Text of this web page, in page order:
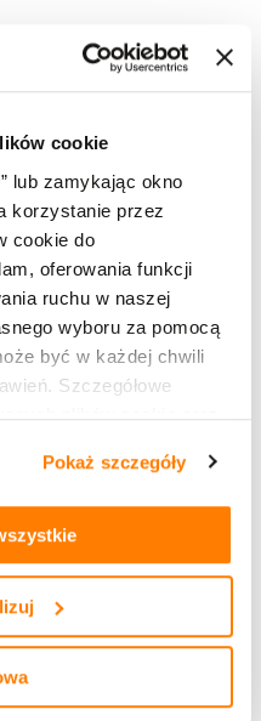
cookie
lub zamykając okno
korzystanie przez
cookie do
oferowania funkcji
ruchu w naszej
wyboru za pomocą
być w każdej chwili
Szczegółowe
plików cookie oraz
znajdziesz w
cookie” orazPolityce
Pokaż szczegóły